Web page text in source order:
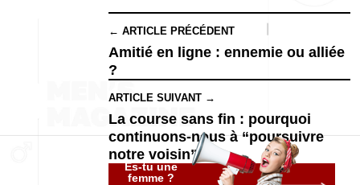
← ARTICLE PRÉCÉDENT
Amitié en ligne : ennemie ou alliée
?
ARTICLE SUIVANT →
La course sans fin : pourquoi
continuons-nous à “poursuivre
notre voisin” ?
Es-tu une
femme ?